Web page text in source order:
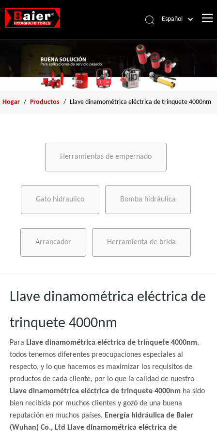
Español
Français
العربية
English
Hogar / Productos / Llave dinamométrica eléctrica de trinquete 4000nm
Herramientas de empernado
Gato hidraulico Bomba hidráulica
Arrancador Herramienta de brida
Llave dinamométrica eléctrica de
trinquete 4000nm
Para Llave dinamométrica eléctrica de trinquete 4000nm,
todos tenemos diferentes preocupaciones especiales al
respecto, y lo que hacemos es maximizar los requisitos de
productos de cada cliente, por lo que la calidad de nuestro
Llave dinamométrica eléctrica de trinquete 4000nm ha sido
bien recibida por muchos clientes y gozó de una buena
reputación en muchos países. Energía hidráulica de Baier
(Wuhan) Co., Ltd Llave dinamométrica eléctrica de